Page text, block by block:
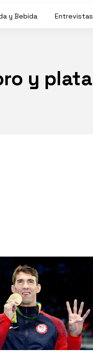
y Bebida Entrevistas
y plata